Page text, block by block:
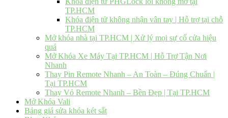
TP.HCM
Khóa điện tử không nhận vân tay | Hỗ trợ tại chỗ
TP.HCM
Mở khóa nhà tại TP.HCM | Xử lý mọi sự cố cửa hiệu
quả
Mở Khóa Xe Máy Tại TP.HCM | Hỗ Trợ Tận Nơi
Nhanh
Thay Pin Remote Nhanh – An Toàn – Đúng Chuẩn |
Tại TP.HCM
Thay Vỏ Remote Nhanh – Bền Đẹp | Tại TP.HCM
Mở Khóa Vali
Bảng giá sửa khóa két sắt